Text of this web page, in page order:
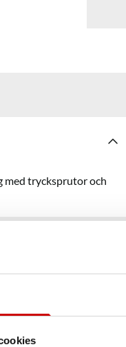
med trycksprutor och